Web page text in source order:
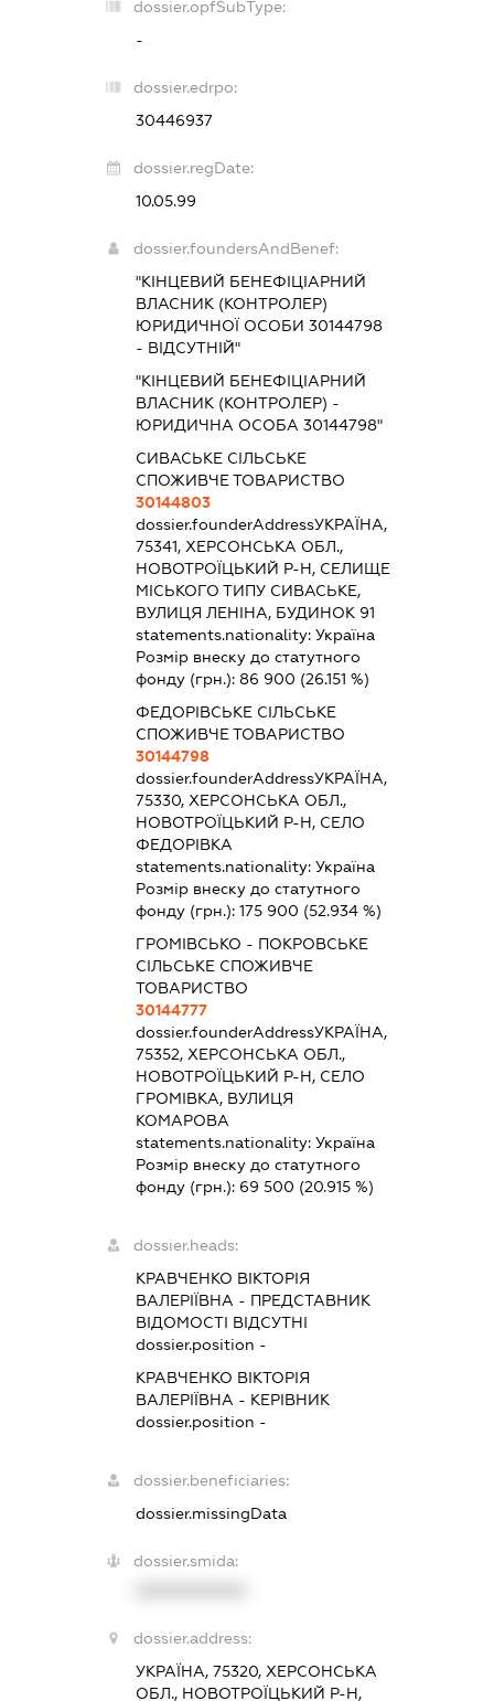
dossier.opfSubType:
-
dossier.edrpo:
30446937
dossier.regDate:
10.05.99
dossier.foundersAndBenef:
"КІНЦЕВИЙ БЕНЕФІЦІАРНИЙ
ВЛАСНИК (КОНТРОЛЕР)
ЮРИДИЧНОЇ ОСОБИ 30144798
- ВІДСУТНІЙ"
"КІНЦЕВИЙ БЕНЕФІЦІАРНИЙ
ВЛАСНИК (КОНТРОЛЕР) -
ЮРИДИЧНА ОСОБА 30144798"
СИВАСЬКЕ СІЛЬСЬКЕ
СПОЖИВЧЕ ТОВАРИСТВО
30144803
dossier.founderAddressУКРАЇНА,
75341, ХЕРСОНСЬКА ОБЛ.,
НОВОТРОЇЦЬКИЙ Р-Н, СЕЛИЩЕ
МІСЬКОГО ТИПУ СИВАСЬКЕ,
ВУЛИЦЯ ЛЕНІНА, БУДИНОК 91
statements.nationality: Україна
Розмір внеску до статутного
фонду (грн.): 86 900 (26.151 %)
ФЕДОРІВСЬКЕ СІЛЬСЬКЕ
СПОЖИВЧЕ ТОВАРИСТВО
30144798
dossier.founderAddressУКРАЇНА,
75330, ХЕРСОНСЬКА ОБЛ.,
НОВОТРОЇЦЬКИЙ Р-Н, СЕЛО
ФЕДОРІВКА
statements.nationality: Україна
Розмір внеску до статутного
фонду (грн.): 175 900 (52.934 %)
ГРОМІВСЬКО - ПОКРОВСЬКЕ
СІЛЬСЬКЕ СПОЖИВЧЕ
ТОВАРИСТВО
30144777
dossier.founderAddressУКРАЇНА,
75352, ХЕРСОНСЬКА ОБЛ.,
НОВОТРОЇЦЬКИЙ Р-Н, СЕЛО
ГРОМІВКА, ВУЛИЦЯ
КОМАРОВА
statements.nationality: Україна
Розмір внеску до статутного
фонду (грн.): 69 500 (20.915 %)
dossier.heads:
КРАВЧЕНКО ВІКТОРІЯ
ВАЛЕРІЇВНА - ПРЕДСТАВНИК
ВІДОМОСТІ ВІДСУТНІ
dossier.position -
КРАВЧЕНКО ВІКТОРІЯ
ВАЛЕРІЇВНА - КЕРІВНИК
dossier.position -
dossier.beneficiaries:
dossier.missingData
dossier.smida:
dossier.address:
УКРАЇНА, 75320, ХЕРСОНСЬКА
ОБЛ., НОВОТРОЇЦЬКИЙ Р-Н,